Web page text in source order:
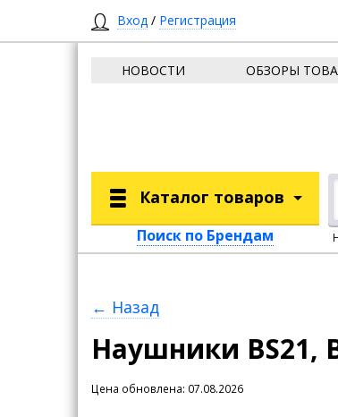
Вход / Регистрация
НОВОСТИ ОБЗОРЫ
Каталог товаров
Поиск по Брендам
← Назад
Наушники BS21,
Цена обновлена: 07.08.2026